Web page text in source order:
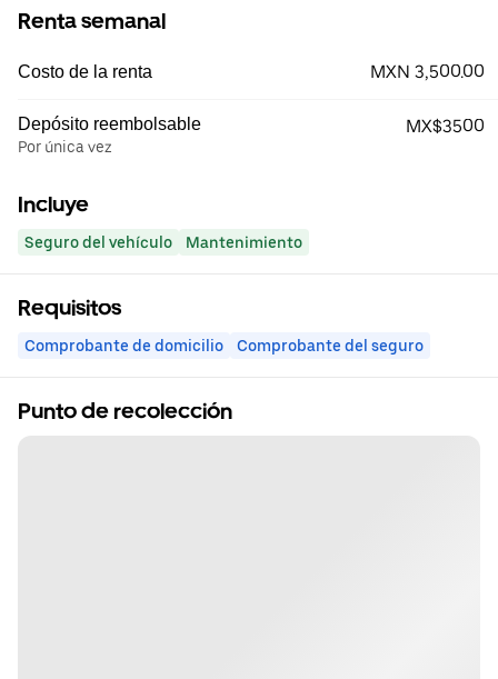
Renta semanal
Costo de la renta MXN 3,500.00
Depósito reembolsable
Por única vez
MX$3500
Incluye
Seguro del vehículo Mantenimiento
Requisitos
Comprobante de domicilio Comprobante del seguro
Punto de recolección